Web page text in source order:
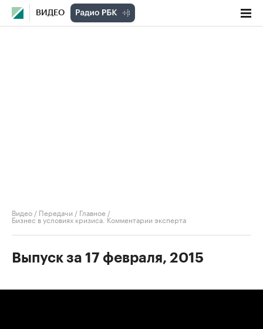
ВИДЕО
Видео / Передачи / Главное /
Бизнес в условиях кризиса. Комментарии эксперта
Выпуск за 17 февраля, 2015